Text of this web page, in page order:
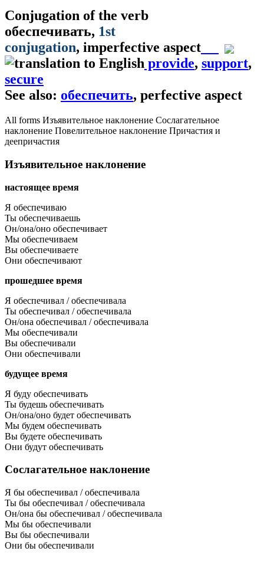
Conjugation of the verb
обеспечивать, 1st
conjugation, imperfective aspect
provide, support,
secure
See also: обеспечить, perfective aspect
All forms Изъявительное наклонение Сослагательное
наклонение Повелительное наклонение Причастия и
деепричастия
Изъявительное наклонение
настоящее время
Я обеспечиваю
Ты обеспечиваешь
Он/она/оно обеспечивает
Мы обеспечиваем
Вы обеспечиваете
Они обеспечивают
прошедшее время
Я обеспечивал / обеспечивала
Ты обеспечивал / обеспечивала
Он/она обеспечивал / обеспечивала
Мы обеспечивали
Вы обеспечивали
Они обеспечивали
будущее время
Я буду обеспечивать
Ты будешь обеспечивать
Он/она/оно будет обеспечивать
Мы будем обеспечивать
Вы будете обеспечивать
Они будут обеспечивать
Сослагательное наклонение
Я бы обеспечивал / обеспечивала
Ты бы обеспечивал / обеспечивала
Он/она бы обеспечивал / обеспечивала
Мы бы обеспечивали
Вы бы обеспечивали
Они бы обеспечивали